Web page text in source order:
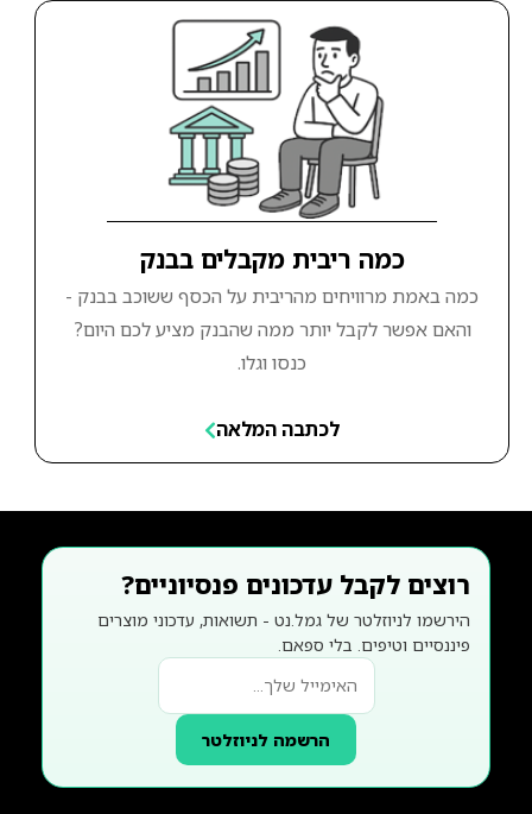
כמה ריבית מקבלים בבנק
כמה באמת מרוויחים מהריבית על הכסף ששוכב בבנק -
והאם אפשר לקבל יותר ממה שהבנק מציע לכם היום?
כנסו וגלו.
לכתבה המלאה
רוצים לקבל עדכונים פנסיוניים?
הירשמו לניוזלטר של גמל.נט - תשואות, עדכוני מוצרים
פיננסיים וטיפים. בלי ספאם.
הרשמה לניוזלטר